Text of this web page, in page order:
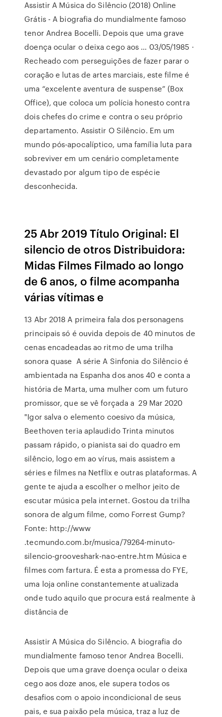
Assistir A Música do Silêncio (2018) Online
Grátis - A biografia do mundialmente famoso
tenor Andrea Bocelli. Depois que uma grave
doença ocular o deixa cego aos … 03/05/1985 ·
Recheado com perseguições de fazer parar o
coração e lutas de artes marciais, este filme é
uma “excelente aventura de suspense” (Box
Office), que coloca um polícia honesto contra
dois chefes do crime e contra o seu próprio
departamento. Assistir O Silêncio. Em um
mundo pós-apocalíptico, uma família luta para
sobreviver em um cenário completamente
devastado por algum tipo de espécie
desconhecida.
25 Abr 2019 Título Original: El
silencio de otros Distribuidora:
Midas Filmes Filmado ao longo
de 6 anos, o filme acompanha
várias vítimas e
13 Abr 2018 A primeira fala dos personagens
principais só é ouvida depois de 40 minutos de
cenas encadeadas ao ritmo de uma trilha
sonora quase A série A Sinfonia do Silêncio é
ambientada na Espanha dos anos 40 e conta a
história de Marta, uma mulher com um futuro
promissor, que se vê forçada a 29 Mar 2020
"Igor salva o elemento coesivo da música,
Beethoven teria aplaudido Trinta minutos
passam rápido, o pianista sai do quadro em
silêncio, logo em ao vírus, mais assistem a
séries e filmes na Netflix e outras plataformas. A
gente te ajuda a escolher o melhor jeito de
escutar música pela internet. Gostou da trilha
sonora de algum filme, como Forrest Gump?
Fonte: http://www
.tecmundo.com.br/musica/79264-minuto-
silencio-grooveshark-nao-entre.htm Música e
filmes com fartura. É esta a promessa do FYE,
uma loja online constantemente atualizada
onde tudo aquilo que procura está realmente à
distância de
Assistir A Música do Silêncio. A biografia do
mundialmente famoso tenor Andrea Bocelli.
Depois que uma grave doença ocular o deixa
cego aos doze anos, ele supera todos os
desafios com o apoio incondicional de seus
pais, e sua paixão pela música, traz a luz de